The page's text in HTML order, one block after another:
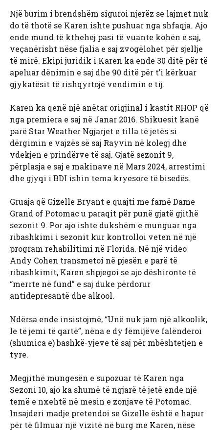
Një burim i brendshëm siguroi njerëz se lajmet nuk
do të thotë se Karen ishte pushuar nga shfaqja. Ajo
ende mund të kthehej pasi të vuante kohën e saj,
veçanërisht nëse fjalia e saj zvogëlohet për sjellje
të mirë. Ekipi juridik i Karen ka ende 30 ditë për të
apeluar dënimin e saj dhe 90 ditë për t’i kërkuar
gjykatësit të rishqyrtojë vendimin e tij.
Karen ka qenë një anëtar origjinal i kastit RHOP që
nga premiera e saj në Janar 2016. Shikuesit kanë
parë Star Weather Ngjarjet e tilla të jetës si
dërgimin e vajzës së saj Rayvin në kolegj dhe
vdekjen e prindërve të saj. Gjatë sezonit 9,
përplasja e saj e makinave në Mars 2024, arrestimi
dhe gjyqi i BDI ishin tema kryesore të bisedës.
Gruaja që Gizelle Bryant e quajti me famë Dame
Grand of Potomac u paraqit për punë gjatë gjithë
sezonit 9. Por ajo ishte dukshëm e munguar nga
ribashkimi i sezonit kur kontrolloi veten në një
program rehabilitimi në Florida. Në një video
Andy Cohen transmetoi në pjesën e parë të
ribashkimit, Karen shpjegoi se ajo dëshironte të
“merrte në fund” e saj duke përdorur
antidepresantë dhe alkool.
Ndërsa ende insistojmë, “Unë nuk jam një alkoolik,
le të jemi të qartë”, nëna e dy fëmijëve falënderoi
(shumica e) bashkë-yjeve të saj për mbështetjen e
tyre.
Megjithë mungesën e supozuar të Karen nga
Sezoni 10, ajo ka shumë të ngjarë të jetë ende një
temë e nxehtë në mesin e zonjave të Potomac.
Insajderi madje pretendoi se Gizelle është e hapur
për të filmuar një vizitë në burg me Karen, nëse